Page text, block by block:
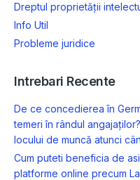
Dreptul proprietății
Info Util
Probleme juridice
Intrebari Recente
De ce concedierea în
temeri în rândul
locului de muncă atunci
Cum puteti beneficia de
platforme online precum